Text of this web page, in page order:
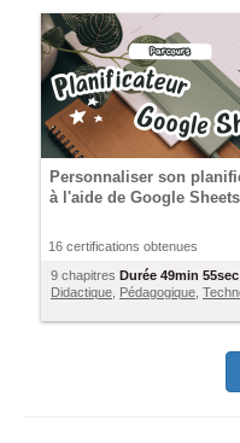
Personnaliser son
à l'aide de Google Sheets
16 certifications obtenues
9 chapitres Durée 49min 55sec
Didactique Pédagogique